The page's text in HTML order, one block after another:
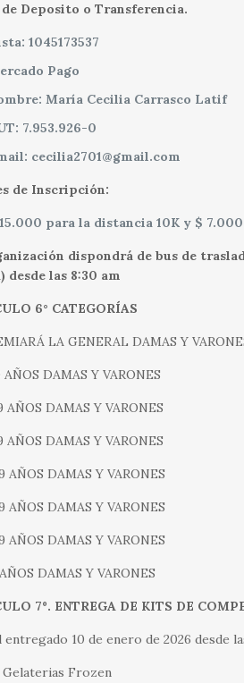
Deposito o Transferencia.
1045173537
Pago
María Cecilia Carrasco Latif
7.953.926-0
cecilia2701@gmail.com
de Inscripción:
para la distancia 10K y $
dispondrá de bus de
desde las 8:30 am
6° CATEGORÍAS
LA GENERAL DAMAS Y
AÑOS DAMAS Y VARONES
AÑOS DAMAS Y VARONES
AÑOS DAMAS Y VARONES
AÑOS DAMAS Y VARONES
AÑOS DAMAS Y VARONES
AÑOS DAMAS Y VARONES
DAMAS Y VARONES
7º. ENTREGA DE KITS DE
entregado 10 de enero de 2026 desde
Gelaterias Frozen